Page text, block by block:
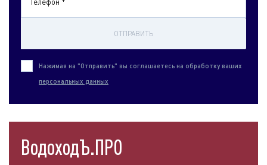
ОТПРАВИТЬ
Нажимая на "Отправить" вы соглашаетесь на обработку ваших
персональных данных
ВодоходЪ.ПРО